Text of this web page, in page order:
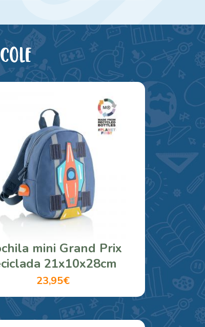
mini Grand Prix
21x10x28cm
23,95€